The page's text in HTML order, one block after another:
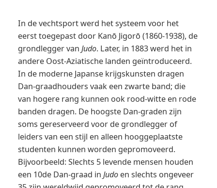
In de vechtsport werd het systeem voor het
eerst toegepast door Kanō Jigorō (1860-1938), de
grondlegger van Judo. Later, in 1883 werd het in
andere Oost-Aziatische landen geïntroduceerd.
In de moderne Japanse krijgskunsten dragen
Dan-graadhouders vaak een zwarte band; die
van hogere rang kunnen ook rood-witte en rode
banden dragen. De hoogste Dan-graden zijn
soms gereserveerd voor de grondlegger of
leiders van een stijl en alleen hooggeplaatste
studenten kunnen worden gepromoveerd.
Bijvoorbeeld: Slechts 5 levende mensen houden
een 10de Dan-graad in Judoen slechts ongeveer